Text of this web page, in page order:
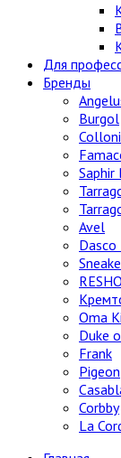
Для
Бренды
Burgol
Saphir
Avel
Dasco
Oma
Duke
Frank
Pigeon
Corbby
La